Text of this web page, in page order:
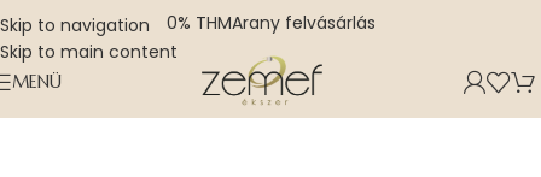
Skip to navigation
Skip to main content
0% THMArany felvásárlás
MENÜ